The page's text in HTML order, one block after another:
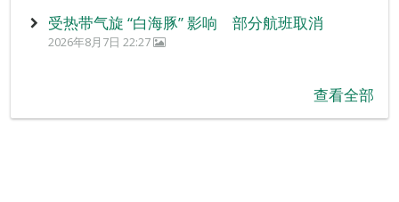
受热带气旋 “白海豚” 影响 部分航班取消
2026年8月7日 22:27
查看全部